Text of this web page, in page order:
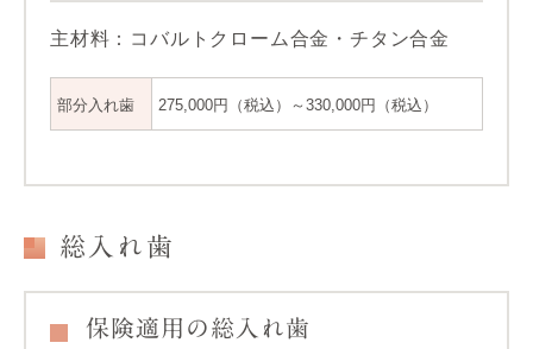
主材料：コバルトクローム合金・チタン合金
部分入れ歯 275,000円（税込）～330,000円（税込）
総入れ歯
保険適用の総入れ歯